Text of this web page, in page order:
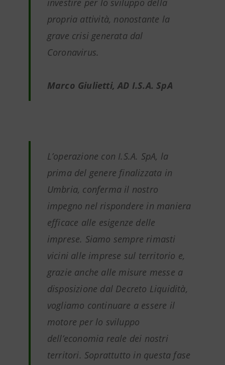
investire per lo sviluppo della
propria attività, nonostante la
grave crisi generata dal
Coronavirus.
Marco Giulietti, AD I.S.A. SpA
L’operazione con I.S.A. SpA, la
prima del genere finalizzata in
Umbria, conferma il nostro
impegno nel rispondere in maniera
efficace alle esigenze delle
imprese. Siamo sempre rimasti
vicini alle imprese sul territorio e,
grazie anche alle misure messe a
disposizione dal Decreto Liquidità,
vogliamo continuare a essere il
motore per lo sviluppo
dell’economia reale dei nostri
territori. Soprattutto in questa fase